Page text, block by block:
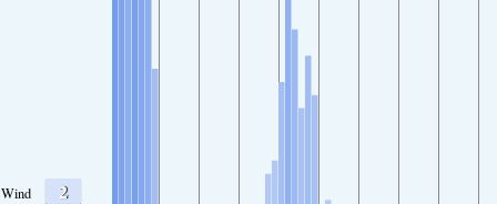
Wind 2